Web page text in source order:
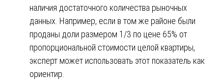
наличия достаточного количества рыночных
данных. Например, если в том же районе были
проданы доли размером 1/3 по цене 65% от
пропорциональной стоимости целой квартиры,
эксперт может использовать этот показатель как
ориентир.